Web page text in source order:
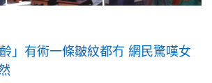
」有術一條皺紋都冇 網民驚嘆女